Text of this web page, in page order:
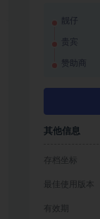
靓仔
贵宾
赞助商
其他信息
存档坐标
最佳使用版本
有效期